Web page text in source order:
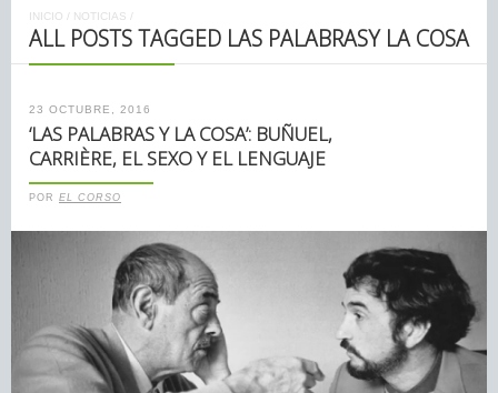
INICIO / NOTICIAS /
ALL POSTS TAGGED LAS PALABRASY LA COSA
23 OCTUBRE, 2016
‘LAS PALABRAS Y LA COSA’: BUÑUEL,
CARRIÈRE, EL SEXO Y EL LENGUAJE
POR EL CORSO